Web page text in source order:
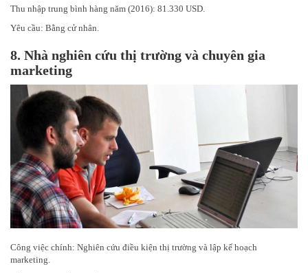
Thu nhập trung bình hàng năm (2016): 81.330 USD.
Yêu cầu: Bằng cử nhân.
8. Nhà nghiên cứu thị trường và chuyên gia
marketing
Công việc chính: Nghiên cứu điều kiện thị trường và lập kế hoạch
marketing.